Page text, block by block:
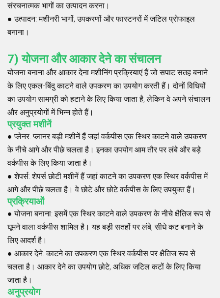
संरचनात्मक भागों का उत्पादन करना।
●उत्पादन: मशीनरी भागों, उपकरणों और फास्टनरों में जटिल प्रोफाइल
बनाना।
7) योजना और आकार देने का संचालन
योजना बनाना और आकार देना मशीनिंग प्रक्रियाएं हैं जो सपाट सतह बनाने
के लिए एकल-बिंदु काटने वाले उपकरण का उपयोग करती हैं। दोनों विधियों
का उपयोग सामग्री को हटाने के लिए किया जाता है, लेकिन वे अपने संचालन
और अनुप्रयोगों में भिन्न होते हैं।
प्रयुक्त मशीनें
●प्लेनर: प्लानर बड़ी मशीनें हैं जहां वर्कपीस एक स्थिर काटने वाले उपकरण
के नीचे आगे और पीछे चलता है। इनका उपयोग आम तौर पर लंबे और बड़े
वर्कपीस के लिए किया जाता है।
●शेपर्स: शेपर्स छोटी मशीनें हैं जहां काटने का उपकरण एक स्थिर वर्कपीस में
आगे और पीछे चलता है। वे छोटे और छोटे वर्कपीस के लिए उपयुक्त हैं।
प्रक्रियाओं
●योजना बनाना: इसमें एक स्थिर काटने वाले उपकरण के नीचे क्षैतिज रूप से
घूमने वाला वर्कपीस शामिल है। यह बड़ी सतहों पर लंबे, सीधे कट बनाने के
लिए आदर्श है।
● आकार देने: काटने का उपकरण एक स्थिर वर्कपीस पर क्षैतिज रूप से
चलता है। आकार देने का उपयोग छोटे, अधिक जटिल कटों के लिए किया
जाता है।
अनुप्रयोग